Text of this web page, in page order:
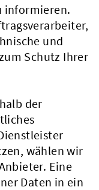
informieren.
und
Schutz Ihrer
der
wählen wir
Eine
Daten in ein